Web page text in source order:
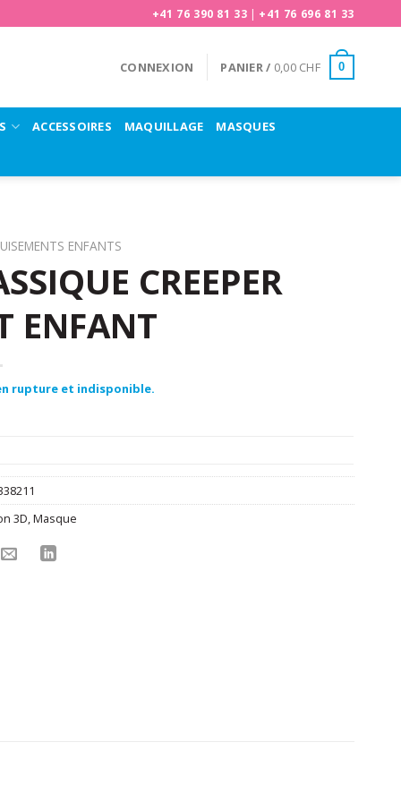
+41 76 390 81 33 | +41 76 696 81 33
CONNEXION PANIER / 0,00 CHF 0
ACCESSOIRES MAQUILLAGE MASQUES
ENFANTS
CREEPER
ENFANT
rupture et indisponible.
3D ,Masque